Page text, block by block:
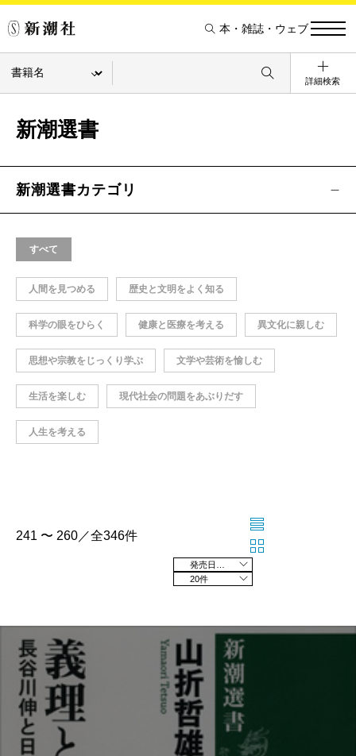
本・雑誌・ウェブ
詳細検索
新潮選書
新潮選書カテゴリ
すべて
人間を見つめる 歴史と文明をよく知る
科学の眼をひらく 健康と医療を考える 異文化に親しむ
思想や宗教をじっくり学ぶ 文学や芸術を愉しむ
生活を楽しむ 現代社会の問題をあぶりだす
人生を考える
241 〜 260／全346件
20件